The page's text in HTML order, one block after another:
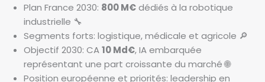
Plan France 2030: 800 M€dédiés à la robotique
industrielle 🔧
Segments forts: logistique, médicale et agricole 🔎
Objectif 2030: CA10 Md€, IA embarquée
représentant une part croissante du marché 🌐
Position européenne et priorités: leadership en